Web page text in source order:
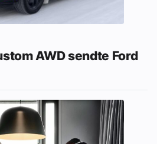
AWD sendte Ford